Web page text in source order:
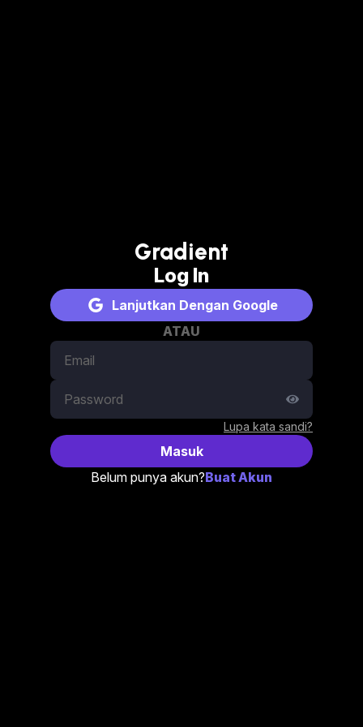
Gradient
Log In
Lanjutkan Dengan Google
ATAU
Lupa kata sandi?
Masuk
Belum punya akun?Buat Akun